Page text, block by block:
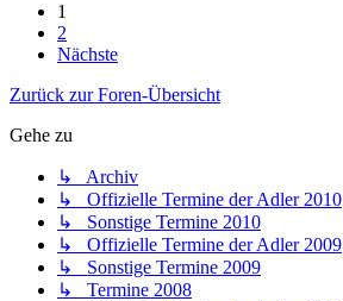
1
2
Nächste
Zurück zur Foren-Übersicht
Gehe zu
↳ Archiv
↳ Offizielle Termine der Adler 2010
↳ Sonstige Termine 2010
↳ Offizielle Termine der Adler 2009
↳ Sonstige Termine 2009
↳ Termine 2008